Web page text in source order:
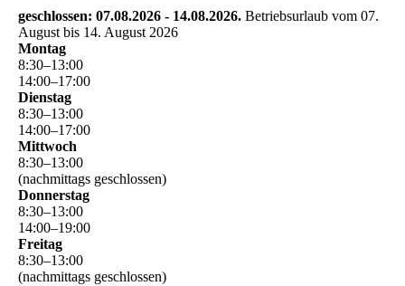
geschlossen: 07.08.2026 - 14.08.2026. Betriebsurlaub vom 07.
August bis 14. August 2026
Montag
8:30–13:00
14:00–17:00
Dienstag
8:30–13:00
14:00–17:00
Mittwoch
8:30–13:00
(nachmittags geschlossen)
Donnerstag
8:30–13:00
14:00–19:00
Freitag
8:30–13:00
(nachmittags geschlossen)